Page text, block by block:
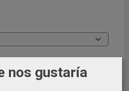
nos gustaría